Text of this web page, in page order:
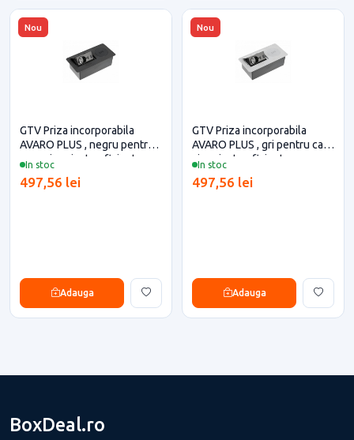
Nou
In stoc
GTV Priza incorporabila
AVARO PLUS , negru pentru
casa si proiecte eficiente
497,56 lei
Adauga
Nou
In stoc
GTV Priza incorporabila
AVARO PLUS , gri pentru casa
si proiecte eficiente
497,56 lei
Adauga
BoxDeal.ro